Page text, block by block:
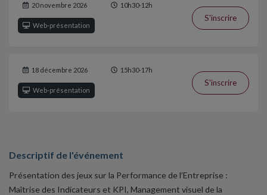
20 novembre 2026 10h30-12h
Web-présentation
S'inscrire
18 décembre 2026 15h30-17h
Web-présentation
S'inscrire
Descriptif de l'événement
Présentation des jeux sur la Performance de l’Entreprise :
Maîtrise des Indicateurs et KPI, Management visuel de la